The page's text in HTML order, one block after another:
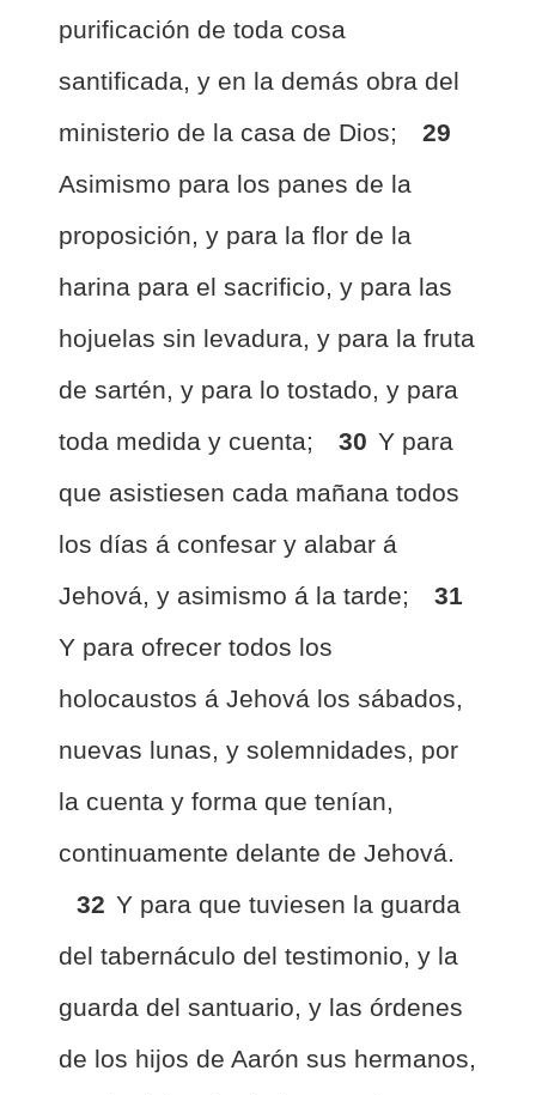
purificación de toda cosa
santificada, y en la demás obra del
ministerio de la casa de Dios;
29
Asimismo para los panes de la
proposición, y para la flor de la
harina para el sacrificio, y para las
hojuelas sin levadura, y para la fruta
de sartén, y para lo tostado, y para
toda medida y cuenta;
30 Y para
que asistiesen cada mañana todos
los días á confesar y alabar á
Jehová, y asimismo á la tarde;
31
Y para ofrecer todos los
holocaustos á Jehová los sábados,
nuevas lunas, y solemnidades, por
la cuenta y forma que tenían,
continuamente delante de Jehová.
32 Y para que tuviesen la guarda
del tabernáculo del testimonio, y la
guarda del santuario, y las órdenes
de los hijos de Aarón sus hermanos,